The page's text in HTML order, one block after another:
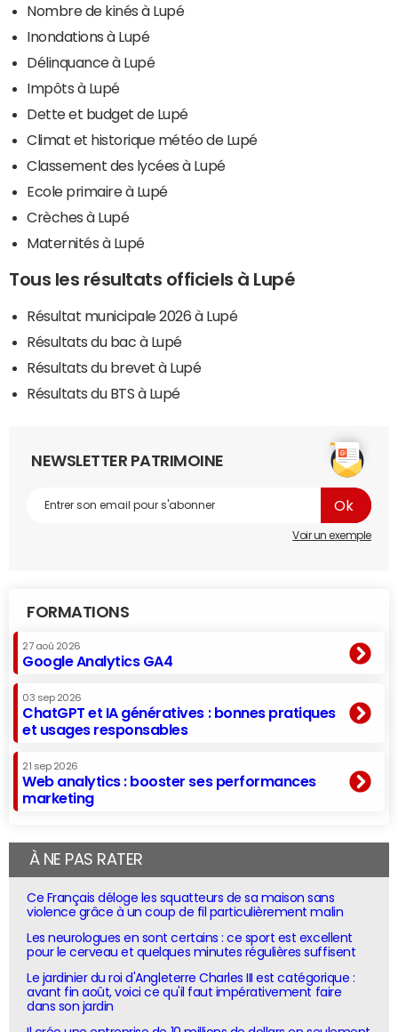
Nombre de kinés à Lupé
Inondations à Lupé
Délinquance à Lupé
Impôts à Lupé
Dette et budget de Lupé
Climat et historique météo de Lupé
Classement des lycées à Lupé
Ecole primaire à Lupé
Crèches à Lupé
Maternités à Lupé
Tous les résultats officiels à Lupé
Résultat municipale 2026 à Lupé
Résultats du bac à Lupé
Résultats du brevet à Lupé
Résultats du BTS à Lupé
NEWSLETTER PATRIMOINE
Voir un exemple
FORMATIONS
27 aoû 2026
Google Analytics GA4
03 sep 2026
ChatGPT et IA génératives : bonnes pratiques
et usages responsables
21 sep 2026
Web analytics : booster ses performances
marketing
À NE PAS RATER
Ce Français déloge les squatteurs de sa maison sans
violence grâce à un coup de fil particulièrement malin
Les neurologues en sont certains : ce sport est excellent
pour le cerveau et quelques minutes régulières suffisent
Le jardinier du roi d'Angleterre Charles III est catégorique :
avant fin août, voici ce qu'il faut impérativement faire
dans son jardin